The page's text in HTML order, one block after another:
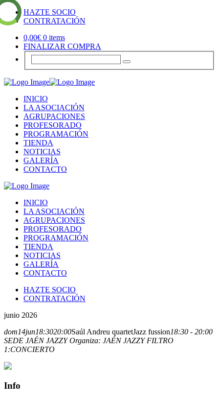
HAZTE SOCIO
CONTRATACIÓN
0,00€ 0 items
FINALIZAR COMPRA
INICIO
LA ASOCIACIÓN
AGRUPACIONES
PROFESORADO
PROGRAMACIÓN
TIENDA
NOTICIAS
GALERÍA
CONTACTO
INICIO
LA ASOCIACIÓN
AGRUPACIONES
PROFESORADO
PROGRAMACIÓN
TIENDA
NOTICIAS
GALERÍA
CONTACTO
HAZTE SOCIO
CONTRATACIÓN
junio 2026
dom14jun18:3020:00Saúl Andreu quartetJazz fussion18:30 - 20:00
SEDE JAÉN JAZZY Organiza: JAÉN JAZZY FILTRO
1:CONCIERTO
Info